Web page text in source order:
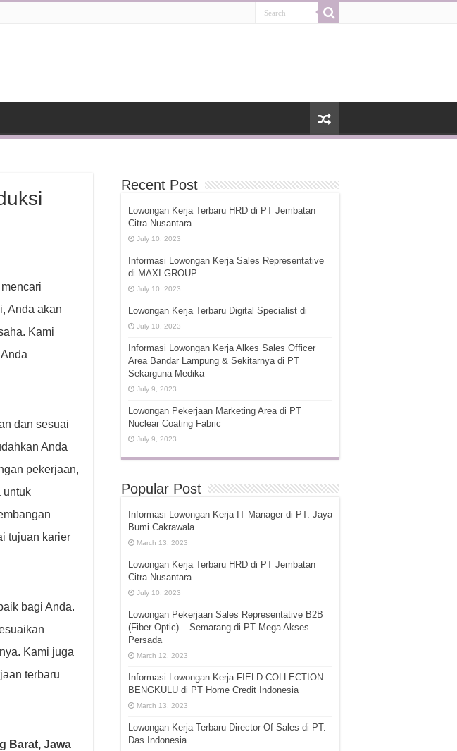
Anda akan
Kami
dan sesuai
Anda
pekerjaan,
untuk
tujuan karier
bagi Anda.
Kami juga
terbaru
Barat, Jawa
Recent Post
Lowongan Kerja Terbaru HRD di PT Jembatan
Citra Nusantara
July 10, 2023
Informasi Lowongan Kerja Sales Representative
di MAXI GROUP
July 10, 2023
Lowongan Kerja Terbaru Digital Specialist di
July 10, 2023
Informasi Lowongan Kerja Alkes Sales Officer
Area Bandar Lampung & Sekitarnya di PT
Sekarguna Medika
July 9, 2023
Lowongan Pekerjaan Marketing Area di PT
Nuclear Coating Fabric
July 9, 2023
Popular Post
Informasi Lowongan Kerja IT Manager di PT. Jaya
Bumi Cakrawala
March 13, 2023
Lowongan Kerja Terbaru HRD di PT Jembatan
Citra Nusantara
July 10, 2023
Lowongan Pekerjaan Sales Representative B2B
(Fiber Optic) – Semarang di PT Mega Akses
Persada
March 12, 2023
Informasi Lowongan Kerja FIELD COLLECTION –
BENGKULU di PT Home Credit Indonesia
March 13, 2023
Lowongan Kerja Terbaru Director Of Sales di PT.
Das Indonesia